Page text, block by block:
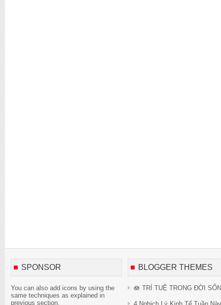
SPONSOR
You can also add icons by using the
same techniques as explained in
previous section.
BLOGGER THEMES
🪷 TRÍ TUỆ TRONG ĐỜI